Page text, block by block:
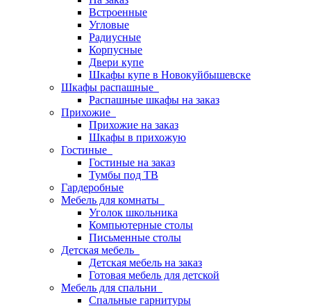
Встроенные
Угловые
Радиусные
Корпусные
Двери купе
Шкафы купе в Новокуйбышевске
Шкафы распашные
Распашные шкафы на заказ
Прихожие
Прихожие на заказ
Шкафы в прихожую
Гостиные
Гостиные на заказ
Тумбы под ТВ
Гардеробные
Мебель для комнаты
Уголок школьника
Компьютерные столы
Письменные столы
Детская мебель
Детская мебель на заказ
Готовая мебель для детской
Мебель для спальни
Спальные гарнитуры